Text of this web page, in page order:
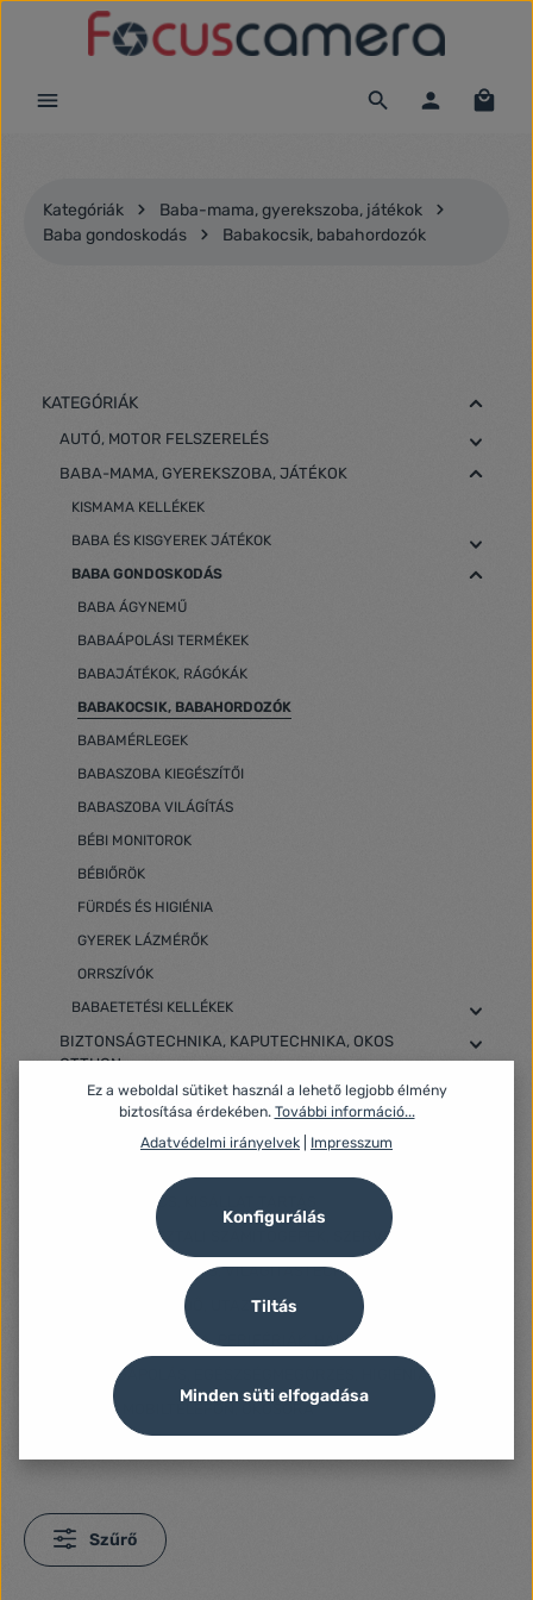
Ugrás a fő tartalomra
Kategóriák
Baba-mama, gyerekszoba, játékok
Baba gondoskodás
Babakocsik, babahordozók
KATEGÓRIÁK
AUTÓ, MOTOR FELSZERELÉS
BABA-MAMA, GYEREKSZOBA, JÁTÉKOK
KISMAMA KELLÉKEK
BABA ÉS KISGYEREK JÁTÉKOK
BABA GONDOSKODÁS
BABA ÁGYNEMŰ
BABAÁPOLÁSI TERMÉKEK
BABAJÁTÉKOK, RÁGÓKÁK
BABAKOCSIK, BABAHORDOZÓK
BABAMÉRLEGEK
BABASZOBA KIEGÉSZÍTŐI
BABASZOBA VILÁGÍTÁS
BÉBI MONITOROK
BÉBIŐRÖK
FÜRDÉS ÉS HIGIÉNIA
GYEREK LÁZMÉRŐK
ORRSZÍVÓK
BABAETETÉSI KELLÉKEK
BIZTONSÁGTECHNIKA, KAPUTECHNIKA, OKOS
OTTHON
IRODAFELSZERELÉS, TANSZEREK
FOTÓZÁS, VIDEÓZÁS, OPTIKA
KERT, BARKÁCS, KISÁLLAT TARTÁS
LAPTOPOK, ASZTALI SZÁMÍTÓGÉPEK, SZERVEREK
OTTHON, HÁZTARTÁS, VILÁGÍTÁSTECHNIKA
SPORT, SZABADIDŐ, UTAZÁS
SZÁMÍTÁSTECHNIKA, PERIFÉRIÁK, HÁLÓZAT, UPS
SZÉPSÉGÁPOLÁS, EGÉSZSÉGMEGŐRZÉS, HIGIÉNIA
TABLET, MOBILTELEFON, OKOSÓRA
Szűrő
Ez a weboldal sütiket használ a lehető legjobb élmény
biztosítása érdekében. További információ...
Adatvédelmi irányelvek
Impresszum
Tiltás
Konfigurálás
Minden süti elfogadása